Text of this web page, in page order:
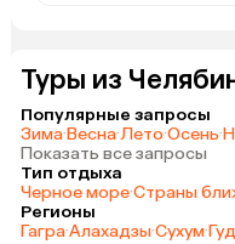
Туры из
Популярные запросы
Зима·Весна·Лето·Осень·
Показать все запросы
Тип отдыха
Черное море·Страны
Регионы
Гагра·Алахадзы·Сухум·